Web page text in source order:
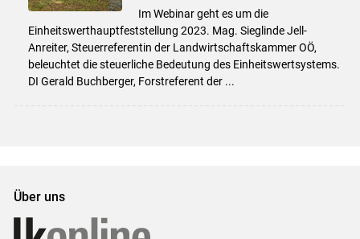
Im Webinar geht es um die
Einheitswerthauptfeststellung 2023. Mag. Sieglinde Jell-
Anreiter, Steuerreferentin der Landwirtschaftskammer OÖ,
beleuchtet die steuerliche Bedeutung des Einheitswertsystems.
DI Gerald Buchberger, Forstreferent der ...
Über uns